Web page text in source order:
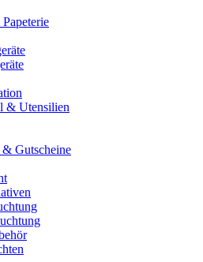
& Utensilien
& Gutscheine